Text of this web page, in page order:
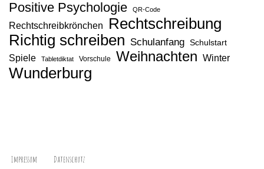
Positive Psychologie QR-Code
Rechtschreibkrönchen Rechtschreibung
Richtig schreiben Schulanfang Schulstart
Spiele Tabletdiktat Vorschule Weihnachten Winter
Wunderburg
Impressum Datenschutz